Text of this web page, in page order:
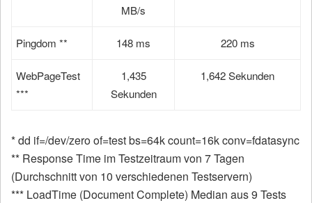
MB/s
Pingdom ** 148 ms 220 ms
WebPageTest
***
1,435
Sekunden
1,642 Sekunden
* dd if=/dev/zero of=test bs=64k count=16k conv=fdatasync
** Response Time im Testzeitraum von 7 Tagen
(Durchschnitt von 10 verschiedenen Testservern)
*** LoadTime (Document Complete) Median aus 9 Tests